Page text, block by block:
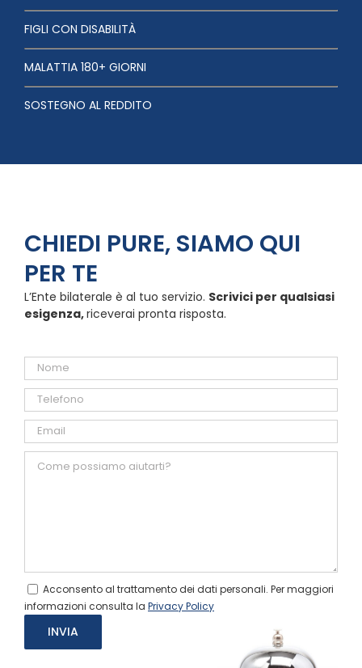
FIGLI CON DISABILITÀ
MALATTIA 180+ GIORNI
SOSTEGNO AL REDDITO
CHIEDI PURE, SIAMO QUI
PER TE
L’Ente bilaterale è al tuo servizio. Scrivici per qualsiasi
esigenza,riceverai pronta risposta.
Acconsento al trattamento dei dati personali. Per maggiori
informazioni consulta la Privacy Policy